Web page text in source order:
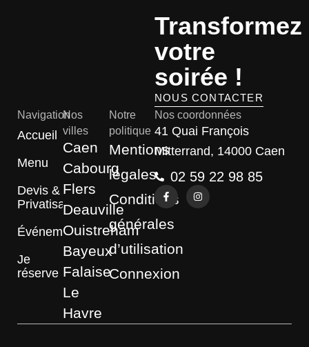
Transformez
votre
soirée !
NOUS CONTACTER
Navigation
Accueil
Menu
Devis &
Privatisation
Événements
Je
réserve
Nos
villes
Caen
Cabourg
Flers
Deauville
Ouistreham
Bayeux
Falaise
Le
Havre
Notre
politique
Mentions
légales
Conditions
générales
d’utilisation
Connexion
Nos coordonnées
41 Quai François
Mitterrand, 14000 Caen
02 59 22 98 85